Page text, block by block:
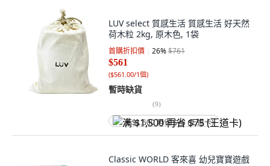
LUV select 質感生活 質感生活 好天然
荷木粒 2kg, 原木色, 1袋
首購折扣價 26%$761
$561
($561.00/1個)
暫時缺貨
(9)
满 $1,500 再省 $75 (王道卡)
Classic WORLD 客來喜 幼兒寶寶遊戲